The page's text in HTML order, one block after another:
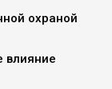
охраной
влияние